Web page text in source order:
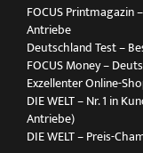
FOCUS Printmagazin
Antriebe
Deutschland Test –
FOCUS Money –
Exzellenter Online-
DIE WELT – Nr. 1 in
Antriebe)
DIE WELT – Preis-